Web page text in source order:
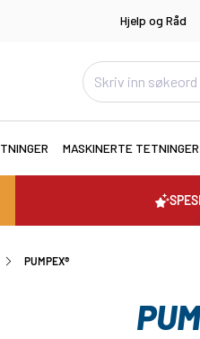
Hjelp og Råd
MASKINERTE TETNINGER
PUMPEX®